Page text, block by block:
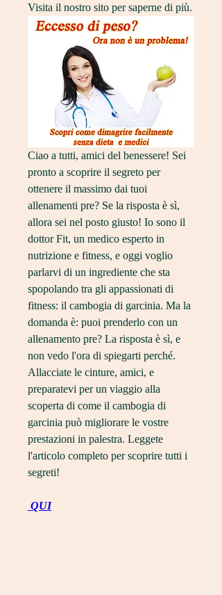
Visita il nostro sito per saperne di più.
Ciao a tutti, amici del benessere! Sei
pronto a scoprire il segreto per
ottenere il massimo dai tuoi
allenamenti pre? Se la risposta è sì,
allora sei nel posto giusto! Io sono il
dottor Fit, un medico esperto in
nutrizione e fitness, e oggi voglio
parlarvi di un ingrediente che sta
spopolando tra gli appassionati di
fitness: il cambogia di garcinia. Ma la
domanda è: puoi prenderlo con un
allenamento pre? La risposta è sì, e
non vedo l'ora di spiegarti perché.
Allacciate le cinture, amici, e
preparatevi per un viaggio alla
scoperta di come il cambogia di
garcinia può migliorare le vostre
prestazioni in palestra. Leggete
l'articolo completo per scoprire tutti i
segreti!
QUI